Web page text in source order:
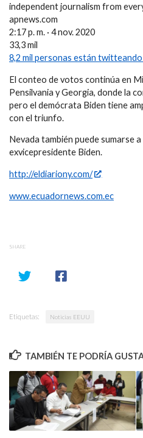
independent journalism from
apnews.com
2:17 p. m. · 4 nov. 2020
33,3 mil
8,2 mil personas están
El conteo de votos continúa en
Pensilvania y Georgia, donde la
pero el demócrata Biden tiene
con el triunfo.
Nevada también puede sumarse
exvicepresidente Biden.
http://eldiariony.com/
www.ecuadornews.com.ec
SHARE
Etiquetas: Noticias EEUU
TAMBIÉN TE PODRÍA